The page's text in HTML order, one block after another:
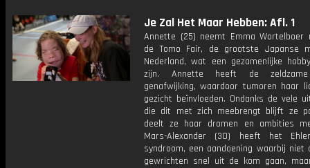
Je Zal Het Maar Hebben: Afl. 1
Annette (25) neemt Emma Wortelboer
de Tomo Fair, de grootste Japanse
Nederland, wat een gezamenlijke
zijn. Annette heeft de zeldzame
genafwijking, waardoor tumoren haar
gezicht beïnvloeden. Ondanks de vele
die dit met zich meebrengt blijft ze
deelt ze haar dromen en ambities
Mars-Alexander (30) heeft het
syndroom, een aandoening waarbij niet
gewrichten snel uit de kom gaan,